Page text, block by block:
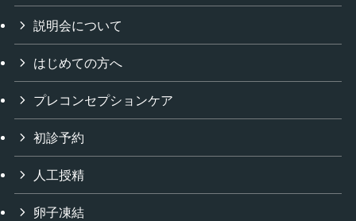
説明会について
はじめての方へ
プレコンセプションケア
初診予約
人工授精
卵子凍結